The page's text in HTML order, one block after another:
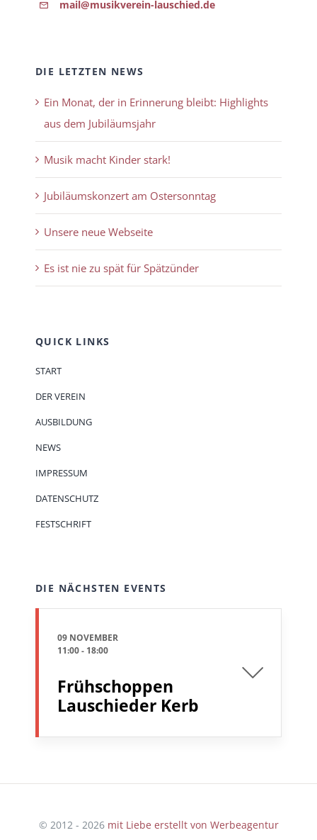
mail@musikverein-lauschied.de
DIE LETZTEN NEWS
Ein Monat, der in Erinnerung bleibt: Highlights
aus dem Jubiläumsjahr
Musik macht Kinder stark!
Jubiläumskonzert am Ostersonntag
Unsere neue Webseite
Es ist nie zu spät für Spätzünder
QUICK LINKS
START
DER VEREIN
AUSBILDUNG
NEWS
IMPRESSUM
DATENSCHUTZ
FESTSCHRIFT
DIE NÄCHSTEN EVENTS
09 NOVEMBER
11:00- 18:00
Frühschoppen
Lauschieder Kerb
© 2012 - 2026mit Liebe erstellt von Werbeagentur